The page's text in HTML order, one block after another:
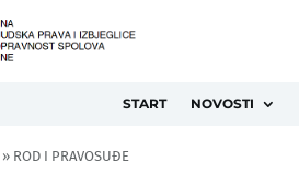
START NOVOSTI
» ROD I PRAVOSUĐE